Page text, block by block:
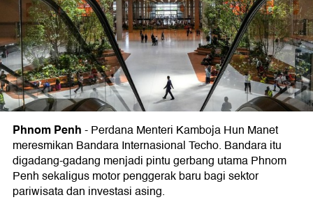
Phnom Penh-Perdana Menteri Kamboja Hun Manet
meresmikan Bandara Internasional Techo. Bandara itu
digadang-gadang menjadi pintu gerbang utama Phnom
Penh sekaligus motor penggerak baru bagi sektor
pariwisata dan investasi asing.